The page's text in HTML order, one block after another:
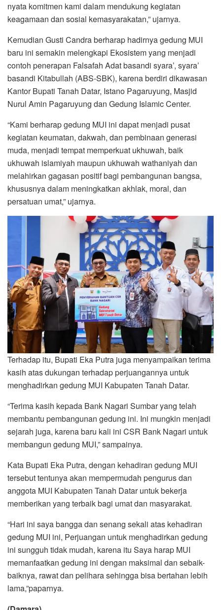
nyata komitmen kami dalam mendukung kegiatan
keagamaan dan sosial kemasyarakatan,” ujarnya.
Kemudian Gusti Candra berharap hadirnya gedung MUI
baru ini semakin melengkapi Ekosistem yang menjadi
contoh penerapan Falsafah Adat basandi syara’, syara’
basandi Kitabullah (ABS-SBK), karena berdiri dikawasan
Kantor Bupati Tanah Datar, Istano Pagaruyung, Masjid
Nurul Amin Pagaruyung dan Gedung Islamic Center.
“Kami berharap gedung MUI ini dapat menjadi pusat
kegiatan keumatan, dakwah, dan pembinaan generasi
muda, menjadi tempat memperkuat ukhuwah, baik
ukhuwah islamiyah maupun ukhuwah wathaniyah dan
melahirkan gagasan positif bagi pembangunan bangsa,
khususnya dalam meningkatkan akhlak, moral, dan
persatuan umat,” ujarnya.
Terhadap itu, Bupati Eka Putra juga menyampaikan terima
kasih atas dukungan terhadap perjuangannya untuk
menghadirkan gedung MUI Kabupaten Tanah Datar.
“Terima kasih kepada Bank Nagari Sumbar yang telah
membantu pembangunan gedung ini. Ini mungkin menjadi
sejarah juga, karena baru kali ini CSR Bank Nagari untuk
membangun gedung MUI,” sampainya.
Kata Bupati Eka Putra, dengan kehadiran gedung MUI
tersebut tentunya akan mempermudah pengurus dan
anggota MUI Kabupaten Tanah Datar untuk bekerja
memberikan yang terbaik bagi umat dan masyarakat.
“Hari ini saya bangga dan senang sekali atas kehadiran
gedung MUI ini, Perjuangan untuk menghadirkan gedung
ini sungguh tidak mudah, karena itu Saya harap MUI
memanfaatkan gedung ini dengan maksimal dan sebaik-
baiknya, rawat dan pelihara sehingga bisa bertahan lebih
lama,”paparnya.